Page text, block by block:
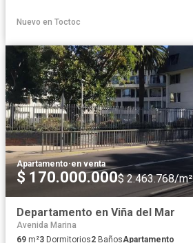
Nuevo en Toctoc
Apartamento·en venta
$ 170.000.000$ 2.463.768/m²
Departamento en Viña del Mar
Avenida Marina
69 m²3 Dormitorios2 BañosApartamento